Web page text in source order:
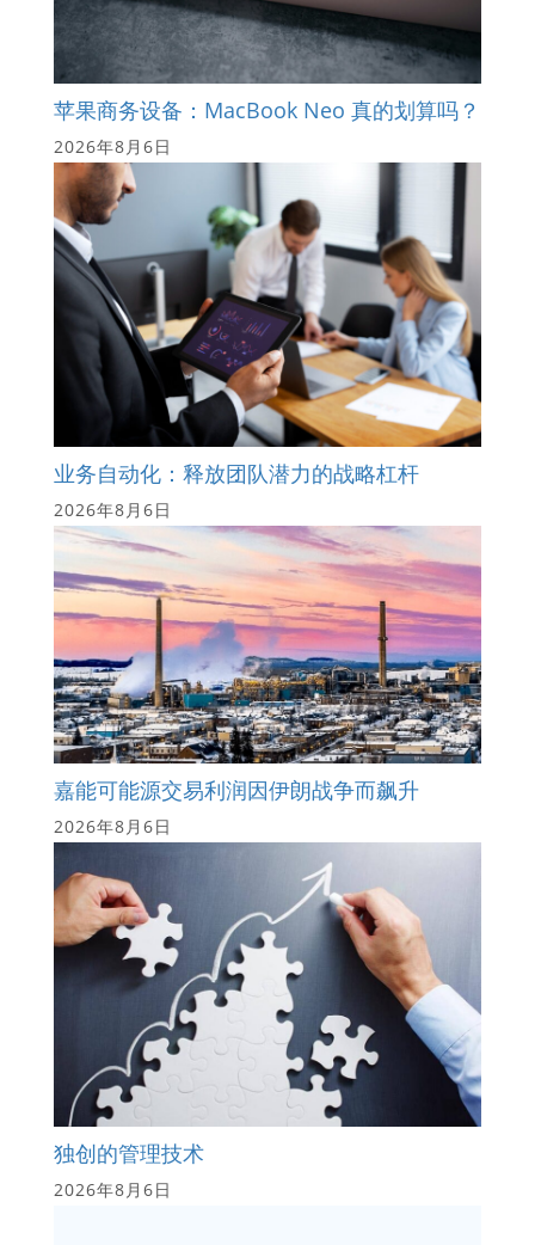
苹果商务设备：MacBook Neo 真的划算吗？
2026年8月6日
业务自动化：释放团队潜力的战略杠杆
2026年8月6日
嘉能可能源交易利润因伊朗战争而飙升
2026年8月6日
独创的管理技术
2026年8月6日